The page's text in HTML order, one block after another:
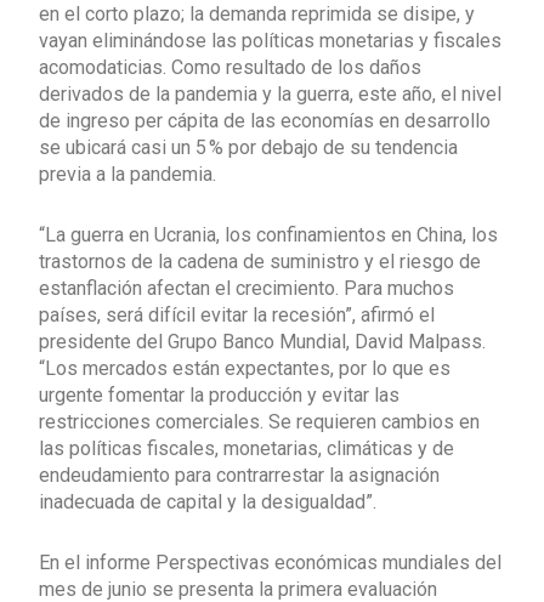
en el corto plazo; la demanda reprimida se disipe, y
vayan eliminándose las políticas monetarias y fiscales
acomodaticias. Como resultado de los daños
derivados de la pandemia y la guerra, este año, el nivel
de ingreso per cápita de las economías en desarrollo
se ubicará casi un 5 % por debajo de su tendencia
previa a la pandemia.
“La guerra en Ucrania, los confinamientos en China, los
trastornos de la cadena de suministro y el riesgo de
estanflación afectan el crecimiento. Para muchos
países, será difícil evitar la recesión”, afirmó el
presidente del Grupo Banco Mundial, David Malpass.
“Los mercados están expectantes, por lo que es
urgente fomentar la producción y evitar las
restricciones comerciales. Se requieren cambios en
las políticas fiscales, monetarias, climáticas y de
endeudamiento para contrarrestar la asignación
inadecuada de capital y la desigualdad”.
En el informe Perspectivas económicas mundiales del
mes de junio se presenta la primera evaluación